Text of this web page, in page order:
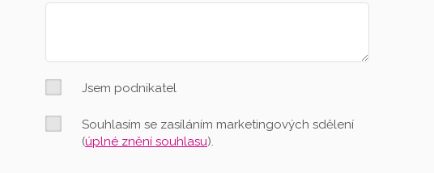
Jsem podnikatel
Souhlasím se zasíláním marketingových sdělení
(úplné znění souhlasu).